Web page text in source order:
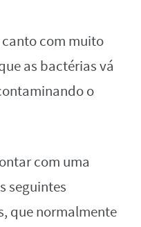
com muito
as bactérias vá
o
com uma
seguintes
que normalmente